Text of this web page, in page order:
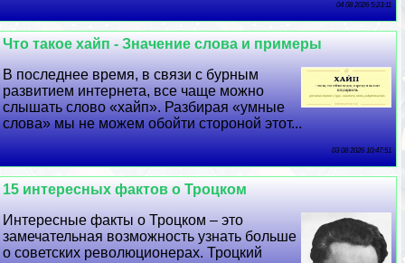
04 08 2026 5:23:11
Что такое хайп - Значение слова и примеры
В последнее время, в связи с бурным
развитием интернета, все чаще можно
слышать слово «хайп». Разбирая «умные
слова» мы не можем обойти стороной этот...
03 08 2026 10:47:51
15 интересных фактов о Троцком
Интересные факты о Троцком – это
замечательная возможность узнать больше
о советских революционерах. Троцкий